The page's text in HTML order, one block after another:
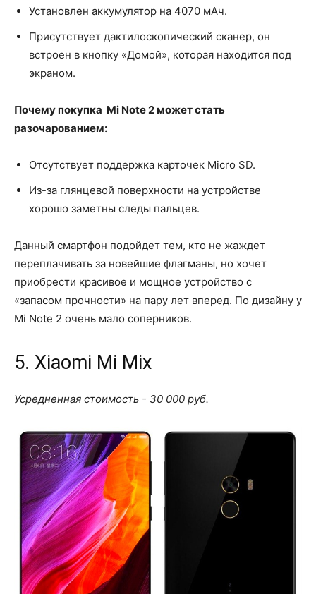
Установлен аккумулятор на 4070 мАч.
Присутствует дактилоскопический сканер, он
встроен в кнопку «Домой», которая находится под
экраном.
Почему покупка Mi Note 2 может стать
разочарованием:
Отсутствует поддержка карточек Micro SD.
Из-за глянцевой поверхности на устройстве
хорошо заметны следы пальцев.
Данный смартфон подойдет тем, кто не жаждет
переплачивать за новейшие флагманы, но хочет
приобрести красивое и мощное устройство с
«запасом прочности» на пару лет вперед. По дизайну у
Mi Note 2 очень мало соперников.
5. Xiaomi Mi Mix
Усредненная стоимость - 30 000 руб.